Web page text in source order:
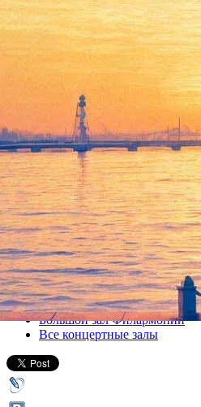
«Страсти по
17 июня 2013, понедельник,19.00
Версия для печати
Все концерты
Большой зал Филармонии
Все концертные залы